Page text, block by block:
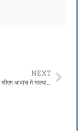
NEXT
पंडित दीनदयाल उपाध्याय की जयंती आज, CM धामी ने दीनदयाल पार्क और सीएम आवास मे माल्यार्पण कर दी श्रद्धांजलि, उनकी शिक्षा और आदर्श को बताया प्रेरणास्रोत